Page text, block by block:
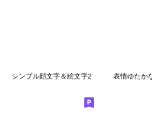
シンプル顔文字＆絵文字2 表情ゆたか